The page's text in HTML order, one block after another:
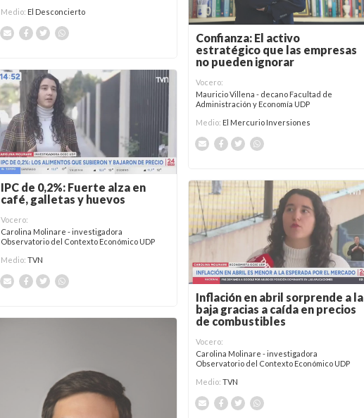
Medio: El Desconcierto
Confianza: El activo
estratégico que las empresas
no pueden ignorar
Vocero:
Mauricio Villena - decano Facultad de
Administración y Economía UDP
Medio: El Mercurio Inversiones
IPC de 0,2%: Fuerte alza en
café, galletas y huevos
Vocero:
Carolina Molinare - investigadora
Observatorio del Contexto Económico UDP
Medio:TVN
Inflación en abril sorprende a la
baja gracias a caída en precios
de combustibles
Vocero:
Carolina Molinare - investigadora
Observatorio del Contexto Económico UDP
Medio:TVN